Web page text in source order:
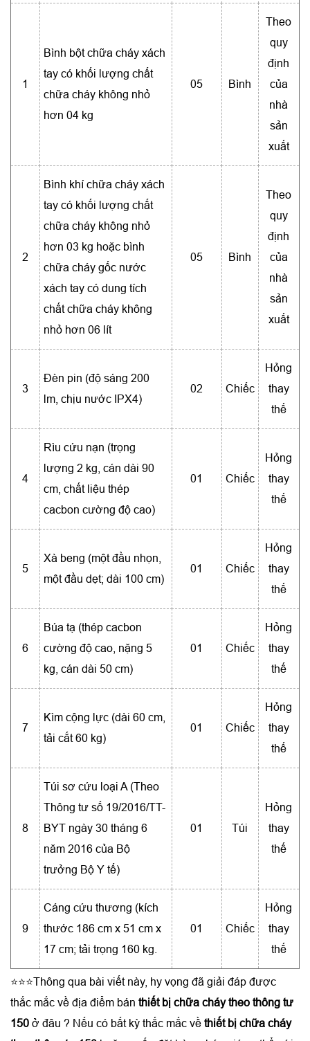
1
Bình bột chữa cháy xách
tay có khối lượng chất
chữa cháy không nhỏ
hơn 04 kg
05 Bình
Theo
quy
định
của
nhà
sản
xuất
2
Bình khí chữa cháy xách
tay có khối lượng chất
chữa cháy không nhỏ
hơn 03 kg hoặc bình
chữa cháy gốc nước
xách tay có dung tích
chất chữa cháy không
nhỏ hơn 06 lít
05 Bình
Theo
quy
định
của
nhà
sản
xuất
3
Đèn pin (độ sáng 200
lm, chịu nước IPX4)
02 Chiếc
Hỏng
thay
thế
4
Rìu cứu nạn (trọng
lượng 2 kg, cán dài 90
cm, chất liệu thép
cacbon cường độ cao)
01 Chiếc
Hỏng
thay
thế
5
Xà beng (một đầu nhọn,
một đầu dẹt; dài 100 cm)
01 Chiếc
Hỏng
thay
thế
6
Búa tạ (thép cacbon
cường độ cao, nặng 5
kg, cán dài 50 cm)
01 Chiếc
Hỏng
thay
thế
7
Kìm cộng lực (dài 60 cm,
tải cắt 60 kg)
01 Chiếc
Hỏng
thay
thế
8
Túi sơ cứu loại A (Theo
Thông tư số 19/2016/TT-
BYT ngày 30 tháng 6
năm 2016 của Bộ
trưởng Bộ Y tế)
01 Túi
Hỏng
thay
thế
9
Cáng cứu thương (kích
thước 186 cm x 51 cm x
17 cm; tải trọng 160 kg.
01 Chiếc
Hỏng
thay
thế
⭐⭐⭐Thông qua bài viết này, hy vọng đã giải đáp được
thắc mắc về địa điểm bán thiết bị chữa cháy theo thông tư
150 ở đâu ? Nếu có bất kỳ thắc mắc về thiết bị chữa cháy